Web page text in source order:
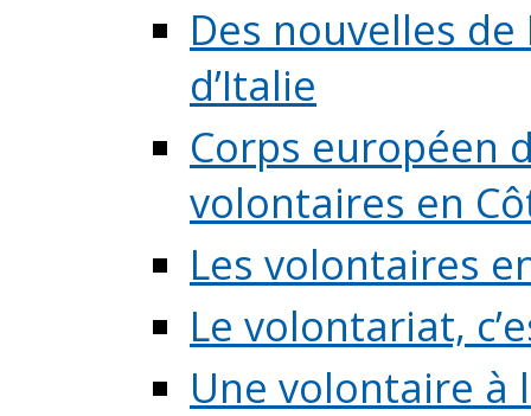
Des nouvelles
d’Italie
Corps européen
volontaires en
Les volontaires
Le volontariat,
Une volontaire à